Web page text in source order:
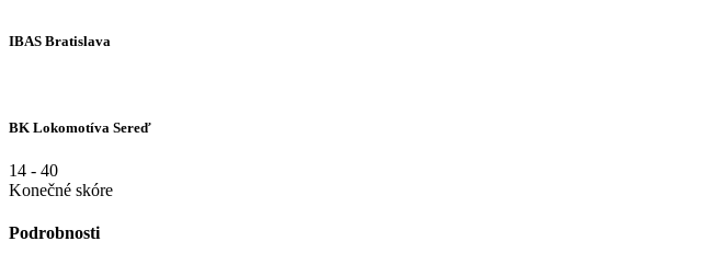
IBAS Bratislava
BK Lokomotíva Sereď
14 - 40
Konečné skóre
Podrobnosti